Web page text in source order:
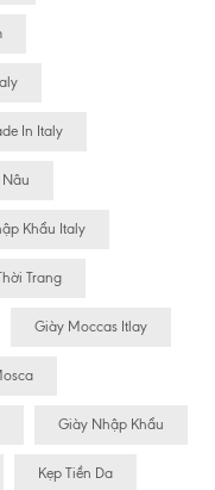
In Italy
Khẩu Italy
Trang
Giày Moccas Itlay
Giày Nhập Khẩu
Kẹp Tiền Da